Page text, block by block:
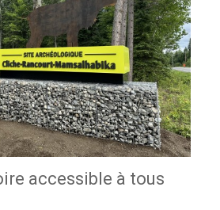
accessible à tous